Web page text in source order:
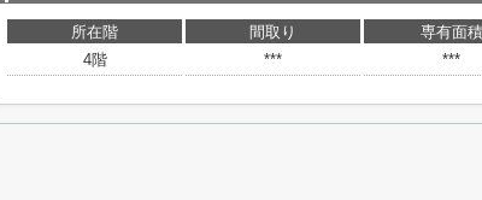
所在階 間取り 専有面積
4階
*** ***